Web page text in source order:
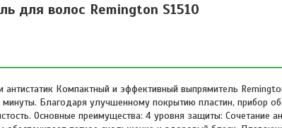
для волос Remington S1510
Компактный и эффективный выпрямитель
Благодаря улучшенному покрытию пластин, прибор
Основные преимущества: 4 уровня защиты: Сочетание